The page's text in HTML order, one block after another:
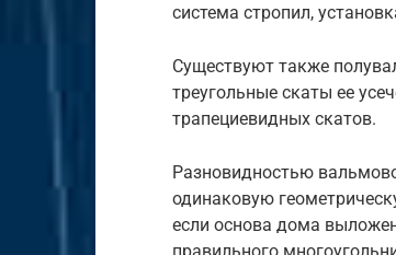
система стропил,
Существуют также
треугольные скаты ее
трапециевидных скатов.
Разновидностью
одинаковую
если основа дома